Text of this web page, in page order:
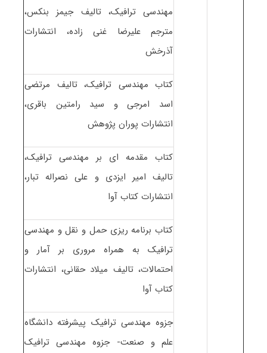
مهندسی ترافیک، تالیف جیمز بنکس،
مترجم علیرضا غنی زاده، انتشارات
آذرخش
کتاب مهندسی ترافیک، تالیف مرتضی
اسد امرجی و سید رامتین باقری،
انتشارات پوران پژوهش
کتاب مقدمه ای بر مهندسی ترافیک،
تالیف امیر ایزدی و علی نصراله تبار،
انتشارات کتاب آوا
کتاب برنامه ریزی حمل و نقل و مهندسی
ترافیک به همراه مروری بر آمار و
احتمالات، تالیف میلاد حقانی، انتشارات
کتاب آوا
جزوه مهندسی ترافیک پیشرفته دانشگاه
علم و صنعت- جزوه مهندسی ترافیک